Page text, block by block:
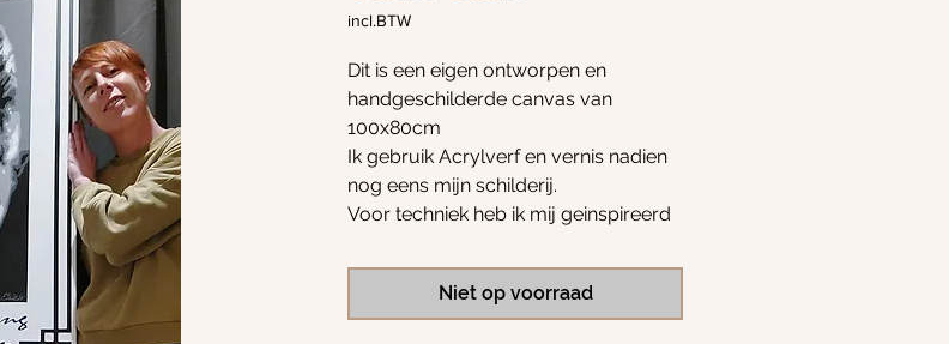
incl.BTW
Dit is een eigen ontworpen en
handgeschilderde canvas van
100x80cm
Ik gebruik Acrylverf en vernis nadien
nog eens mijn schilderij.
Voor techniek heb ik mij geinspireerd
stencils gewerkt maar volledig met
de hand geschilderd, de kleuren
Niet op voorraad